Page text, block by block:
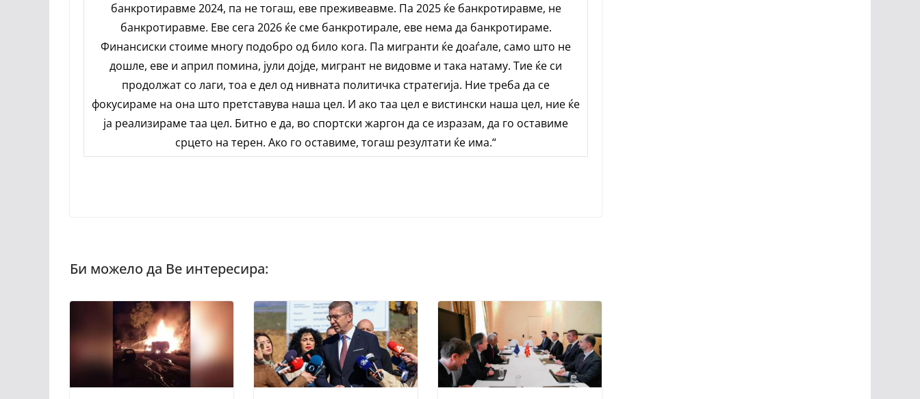
банкротиравме 2024, па не тогаш, еве преживеавме. Па 2025 ќе банкротиравме, не
банкротиравме. Еве сега 2026 ќе сме банкротирале, еве нема да банкротираме.
Финансиски стоиме многу подобро од било кога. Па мигранти ќе доаѓале, само што не
дошле, еве и април помина, јули дојде, мигрант не видовме и така натаму. Тие ќе си
продолжат со лаги, тоа е дел од нивната политичка стратегија. Ние треба да се
фокусираме на она што претставува наша цел. И ако таа цел е вистински наша цел, ние ќе
ја реализираме таа цел. Битно е да, во спортски жаргон да се изразам, да го оставиме
срцето на терен. Ако го оставиме, тогаш резултати ќе има.“